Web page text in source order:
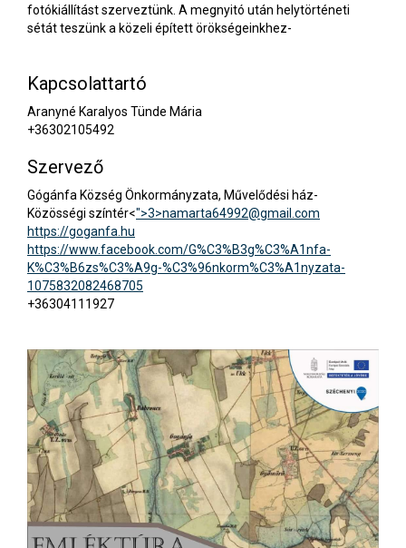
fotókiállítást szerveztünk. A megnyitó után helytörténeti
sétát teszünk a közeli épített örökségeinkhez-
Kapcsolattartó
Aranyné Karalyos Tünde Mária
+36302105492
Szervező
Gógánfa Község Önkormányzata, Művelődési ház-
Közösségi színtér<">3>namarta64992@gmail.com
https://goganfa.hu
https://www.facebook.com/G%C3%B3g%C3%A1nfa-
K%C3%B6zs%C3%A9g-%C3%96nkorm%C3%A1nyzata-
1075832082468705
+36304111927